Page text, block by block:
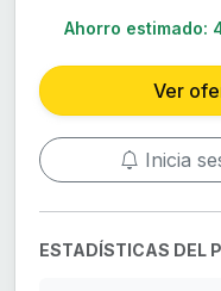
Ahorro estimado:
Ver
Inicia
ESTADÍSTICAS DEL